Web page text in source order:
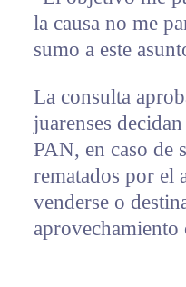
la causa no me
sumo a este
La consulta
juarenses
PAN, en caso de
rematados por el
venderse o